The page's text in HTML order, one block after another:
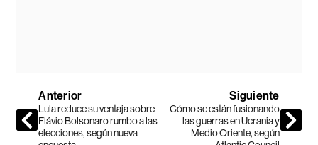
Anterior
Lula reduce su ventaja sobre
Flávio Bolsonaro rumbo a las
elecciones, según nueva
Siguiente
Cómo se están fusionando
las guerras en Ucrania y
Medio Oriente, según